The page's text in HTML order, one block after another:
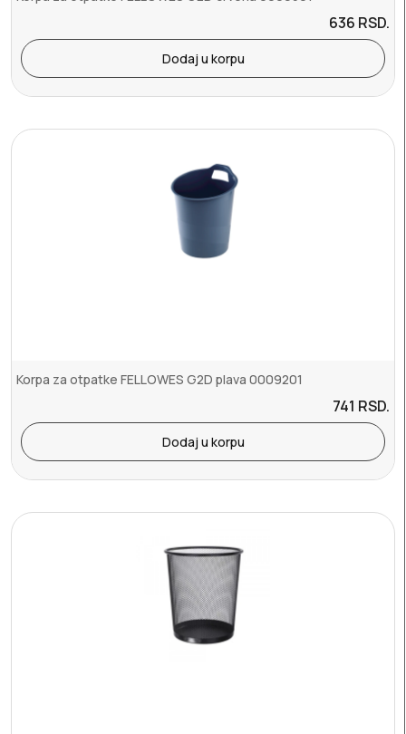
636 RSD.
Dodaj u korpu
Korpa za otpatke FELLOWES G2D plava 0009201
741 RSD.
Dodaj u korpu